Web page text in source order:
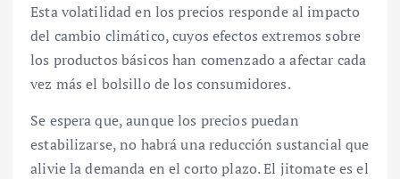
Esta volatilidad en los precios responde al impacto
del cambio climático, cuyos efectos extremos sobre
los productos básicos han comenzado a afectar cada
vez más el bolsillo de los consumidores.
Se espera que, aunque los precios puedan
estabilizarse, no habrá una reducción sustancial que
alivie la demanda en el corto plazo. El jitomate es el